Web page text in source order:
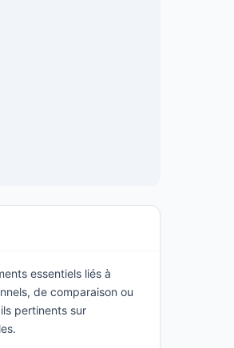
essentiels liés à
de comparaison ou
pertinents sur